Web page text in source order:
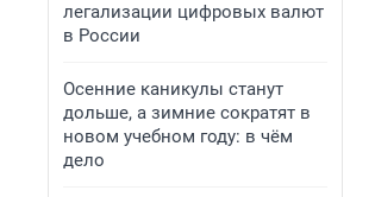
легализации цифровых валют
в России
Осенние каникулы станут
дольше, а зимние сократят в
новом учебном году: в чём
дело